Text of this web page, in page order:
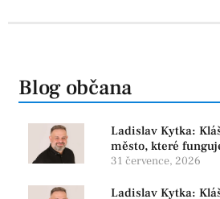
Blog občana
Ladislav Kytka:
město, které
program, který řeší
31 července, 2026
Ladislav Kytka: